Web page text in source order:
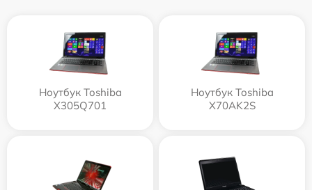
Ноутбук Toshiba
X305Q701
Ноутбук Toshiba
X70AK2S